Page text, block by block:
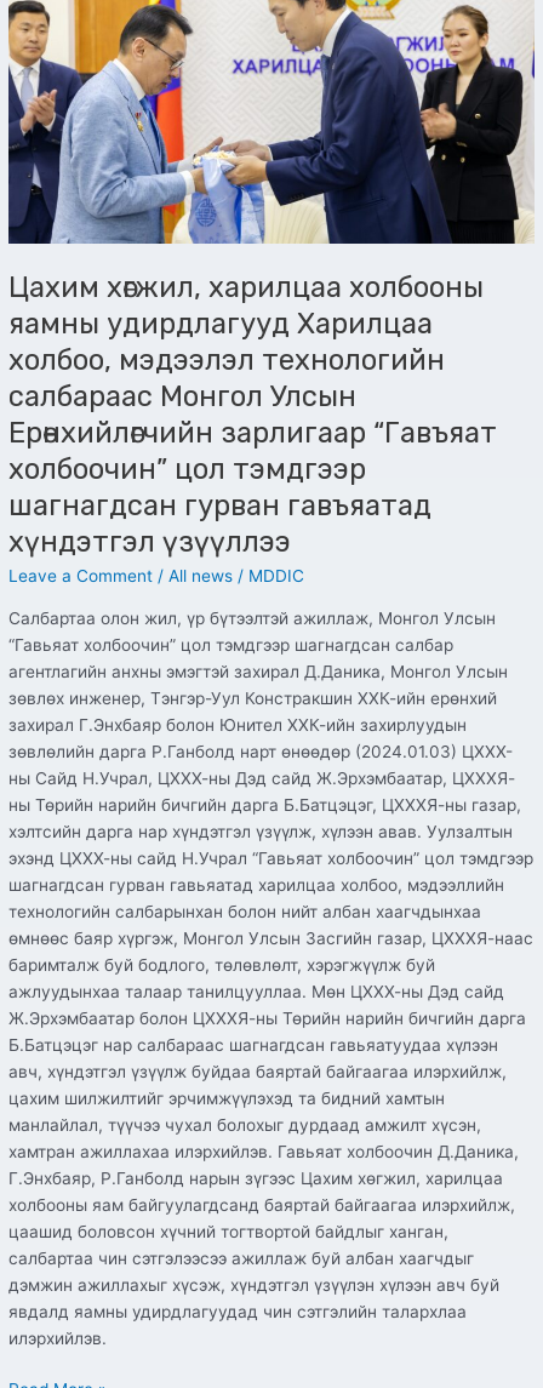
Цахим хөгжил, харилцаа холбооны
яамны удирдлагууд Харилцаа
холбоо, мэдээлэл технологийн
салбараас Монгол Улсын
Ерөнхийлөгчийн зарлигаар “Гавъяат
холбоочин” цол тэмдгээр
шагнагдсан гурван гавъяатад
хүндэтгэл үзүүллээ
Leave a Comment /All news / MDDIC
Салбартаа олон жил, үр бүтээлтэй ажиллаж, Монгол Улсын
“Гавьяат холбоочин” цол тэмдгээр шагнагдсан салбар
агентлагийн анхны эмэгтэй захирал Д.Даника, Монгол Улсын
зөвлөх инженер, Тэнгэр-Уул Констракшин ХХК-ийн ерөнхий
захирал Г.Энхбаяр болон Юнител ХХК-ийн захирлуудын
зөвлөлийн дарга Р.Ганболд нарт өнөөдөр (2024.01.03) ЦХХХ-
ны Сайд Н.Учрал, ЦХХХ-ны Дэд сайд Ж.Эрхэмбаатар, ЦХХХЯ-
ны Төрийн нарийн бичгийн дарга Б.Батцэцэг, ЦХХХЯ-ны газар,
хэлтсийн дарга нар хүндэтгэл үзүүлж, хүлээн авав. Уулзалтын
эхэнд ЦХХХ-ны сайд Н.Учрал “Гавьяат холбоочин” цол тэмдгээр
шагнагдсан гурван гавьяатад харилцаа холбоо, мэдээллийн
технологийн салбарынхан болон нийт албан хаагчдынхаа
өмнөөс баяр хүргэж, Монгол Улсын Засгийн газар, ЦХХХЯ-наас
баримталж буй бодлого, төлөвлөлт, хэрэгжүүлж буй
ажлуудынхаа талаар танилцууллаа. Мөн ЦХХХ-ны Дэд сайд
Ж.Эрхэмбаатар болон ЦХХХЯ-ны Төрийн нарийн бичгийн дарга
Б.Батцэцэг нар салбараас шагнагдсан гавьяатуудаа хүлээн
авч, хүндэтгэл үзүүлж буйдаа баяртай байгаагаа илэрхийлж,
цахим шилжилтийг эрчимжүүлэхэд та бидний хамтын
манлайлал, түүчээ чухал болохыг дурдаад амжилт хүсэн,
хамтран ажиллахаа илэрхийлэв. Гавьяат холбоочин Д.Даника,
Г.Энхбаяр, Р.Ганболд нарын зүгээс Цахим хөгжил, харилцаа
холбооны яам байгуулагдсанд баяртай байгаагаа илэрхийлж,
цаашид боловсон хүчний тогтвортой байдлыг ханган,
салбартаа чин сэтгэлээсээ ажиллаж буй албан хаагчдыг
дэмжин ажиллахыг хүсэж, хүндэтгэл үзүүлэн хүлээн авч буй
явдалд яамны удирдлагуудад чин сэтгэлийн талархлаа
илэрхийлэв.
яамны
удирдлагууд
Харилцаа
холбоо,
мэдээлэл
технологийн
салбараас
Монгол
Улсын
зарлигаар
“Гавъяат
холбоочин”
цол
тэмдгээр
шагнагдсан
гурван
гавъяатад
үзүүллээ